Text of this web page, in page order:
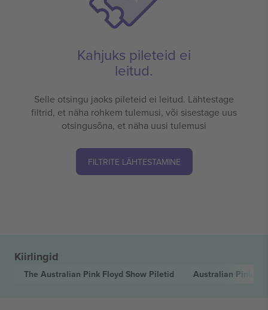
Kahjuks pileteid ei
leitud.
Selle otsingu jaoks pileteid ei leitud. Lähtestage
filtrid, et näha rohkem tulemusi, või sisestage uus
otsingusõna, et näha uusi tulemusi
FILTRITE LÄHTESTAMINE
Kiirlingid
The Australian Pink Floyd Show Piletid Australian Pink